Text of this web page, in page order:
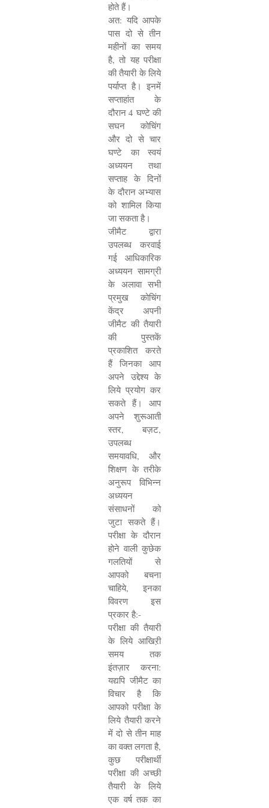
होते हैं।
अत: यदि आपके
पास दो से तीन
महीनों का समय
है,तो यह परीक्षा
की तैयारी के लिये
पर्याप्त है। इनमें
सप्ताहांत के
दौरान4 घण्टे की
सघन कोचिंग
और दो से चार
घण्टे का स्वयं
अध्ययन तथा
सप्ताह के दिनों
के दौरान अभ्यास
को शामिल किया
जा सकता है।
जीमैट द्वारा
उपलब्ध करवाई
गई आधिकारिक
अध्ययन सामग्री
के अलावा सभी
प्रमुख कोचिंग
केंद्र अपनी
जीमैट की तैयारी
की पुस्तकें
प्रकाशित करते
हैं जिनका आप
अपने उद्देश्य के
लिये प्रयोग कर
सकते हैं। आप
अपने शुरूआती
स्तर, बज़ट,
उपलब्ध
समयावधि, और
शिक्षण के तरीके
अनुरूप विभिन्न
अध्ययन
संसाधनों को
जुटा सकते हैं।
परीक्षा के दौरान
होने वाली कुछेक
गलतियों से
आपको बचना
चाहिये, इनका
विवरण इस
प्रकार है:-
परीक्षा की तैयारी
के लिये आखिऱी
समय तक
इंतज़ार करना:
यद्यपि जीमैट का
विचार है कि
आपको परीक्षा के
लिये तैयारी करने
में दो से तीन माह
का वक्त लगता है,
कुछ परीक्षार्थी
परीक्षा की अच्छी
तैयारी के लिये
एक वर्ष तक का